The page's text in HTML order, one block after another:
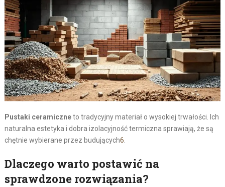
Pustaki ceramiczneto tradycyjny materiał o wysokiej trwałości. Ich
naturalna estetyka i dobra izolacyjność termiczna sprawiają, że są
chętnie wybierane przez budujących6.
Dlaczego warto postawić na
sprawdzone rozwiązania?